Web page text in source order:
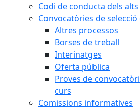
Codi de conducta dels
Convocatòries de
Altres processos
Borses de treball
Interinatges
Oferta pública
Proves de
curs
Comissions informatives